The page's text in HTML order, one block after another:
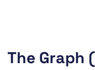
The Graph